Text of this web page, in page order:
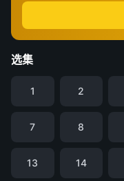
选集
1 2
7 8
13 14